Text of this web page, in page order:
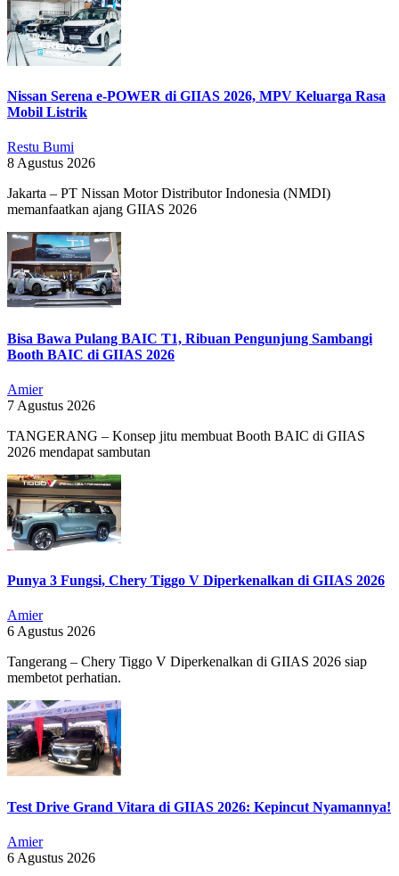
Nissan Serena e-POWER di GIIAS 2026, MPV Keluarga Rasa
Mobil Listrik
Restu Bumi
8 Agustus 2026
Jakarta – PT Nissan Motor Distributor Indonesia (NMDI)
memanfaatkan ajang GIIAS 2026
Bisa Bawa Pulang BAIC T1, Ribuan Pengunjung Sambangi
Booth BAIC di GIIAS 2026
Amier
7 Agustus 2026
TANGERANG – Konsep jitu membuat Booth BAIC di GIIAS
2026 mendapat sambutan
Punya 3 Fungsi, Chery Tiggo V Diperkenalkan di GIIAS 2026
Amier
6 Agustus 2026
Tangerang – Chery Tiggo V Diperkenalkan di GIIAS 2026 siap
membetot perhatian.
Test Drive Grand Vitara di GIIAS 2026: Kepincut Nyamannya!
Amier
6 Agustus 2026